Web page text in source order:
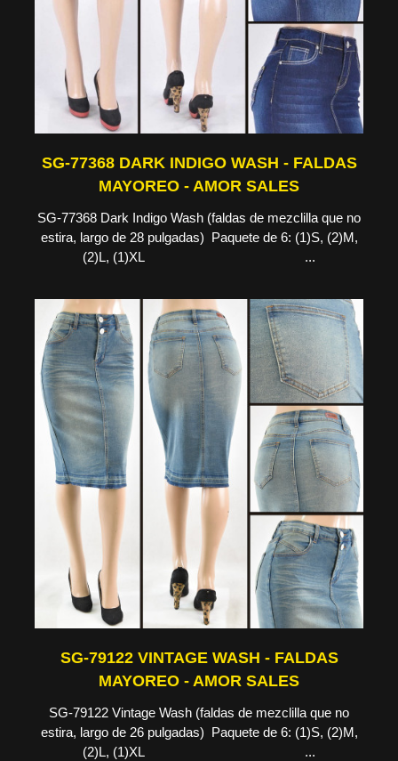
SG-77368 DARK INDIGO WASH - FALDAS
MAYOREO - AMOR SALES
SG-77368 Dark Indigo Wash (faldas de mezclilla que no
estira, largo de 28 pulgadas) Paquete de 6: (1)S, (2)M,
(2)L, (1)XL ...
SG-79122 VINTAGE WASH - FALDAS
MAYOREO - AMOR SALES
SG-79122 Vintage Wash (faldas de mezclilla que no
estira, largo de 26 pulgadas) Paquete de 6: (1)S, (2)M,
(2)L, (1)XL ...